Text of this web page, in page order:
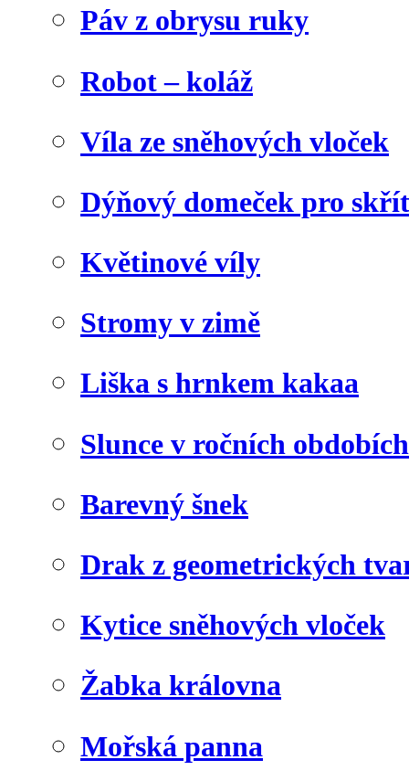
Páv z obrysu ruky
Robot – koláž
Víla ze sněhových vloček
Dýňový domeček pro
Květinové víly
Stromy v zimě
Liška s hrnkem kakaa
Slunce v ročních obdobích
Barevný šnek
Drak z geometrických
Kytice sněhových vloček
Žabka královna
Mořská panna